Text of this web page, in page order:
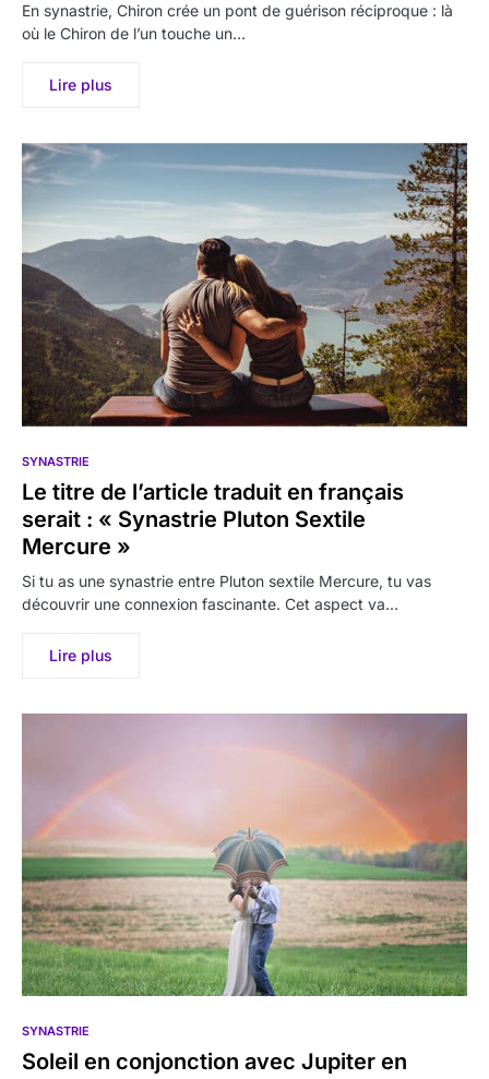
En synastrie, Chiron crée un pont de guérison réciproque : là
où le Chiron de l’un touche un…
Lire plus
SYNASTRIE
Le titre de l’article traduit en français
serait : « Synastrie Pluton Sextile
Mercure »
Si tu as une synastrie entre Pluton sextile Mercure, tu vas
découvrir une connexion fascinante. Cet aspect va…
Lire plus
SYNASTRIE
Soleil en conjonction avec Jupiter en